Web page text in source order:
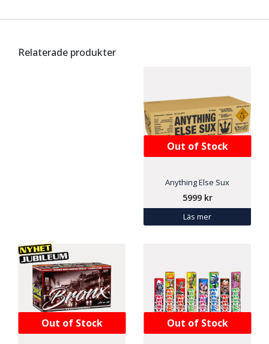
Relaterade produkter
Out of Stock
Anything Else Sux
5999 kr
Läs mer
Out of Stock Out of Stock